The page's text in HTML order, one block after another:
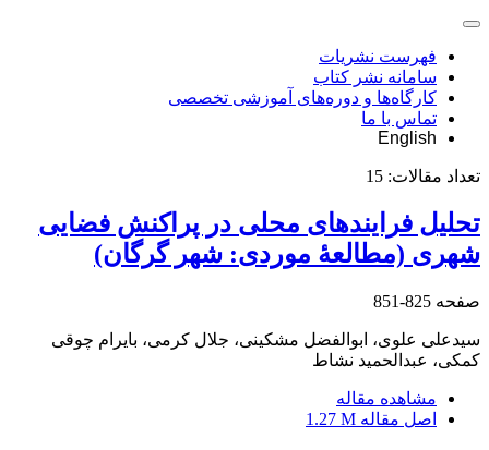
فهرست نشریات
سامانه نشر کتاب
کارگاه‌ها و دوره‌های آموزشی تخصصی
تماس با ما
English
تعداد مقالات: 15
تحلیل فرایندهای محلی در پراکنش فضایی
شهری (مطالعۀ موردی: شهر گرگان)
صفحه 825-851
سیدعلی علوی، ابوالفضل مشکینی، جلال کرمی، بایرام چوقی
کمکی، عبدالحمید نشاط
مشاهده مقاله
اصل مقاله 1.27 M